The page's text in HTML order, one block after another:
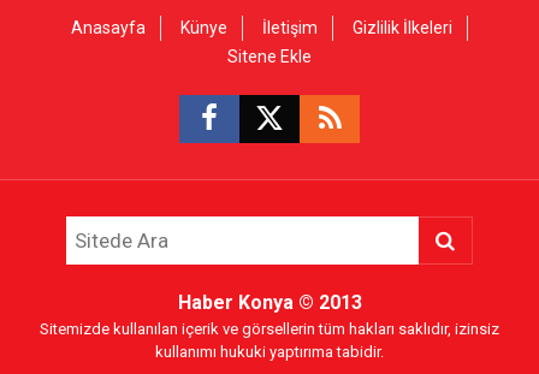
Anasayfa Künye İletişim
Gizlilik İlkeleri
Sitene Ekle
Haber Konya© 2013
Sitemizde kullanılan içerik ve görsellerin tüm hakları saklıdır, izinsiz
kullanımı hukuki yaptırıma tabidir.